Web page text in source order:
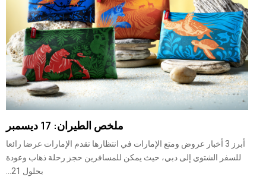
ملخص الطيران: 17 ديسمبر
أبرز 3 أخبار عروض ومتع الإمارات في انتظارها تقدم الإمارات عرضا رائعا
للسفر الشتوي إلى دبي، حيث يمكن للمسافرين حجز رحلة ذهاب وعودة
بحلول 21...